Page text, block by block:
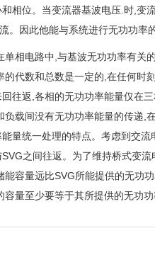
相位。当变流器基波电压.时,变
。因此他能与系统进行无功功率
单相电路中,与基波无功功率有关
的代数和总数是一定的,在任何时
往返,各相的无功功率能量仅在
负载间没有无功功率能量的传递,
量统一处理的特点。考虑到交
之间往返。为了维持桥式变
能容量远比SVG所能提供的无功
量至少要等于其所提供的无功